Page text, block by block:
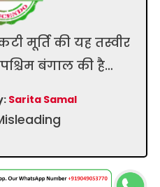
मूर्ति की यह तस्वीर
बंगाल की है…
Sarita Samal